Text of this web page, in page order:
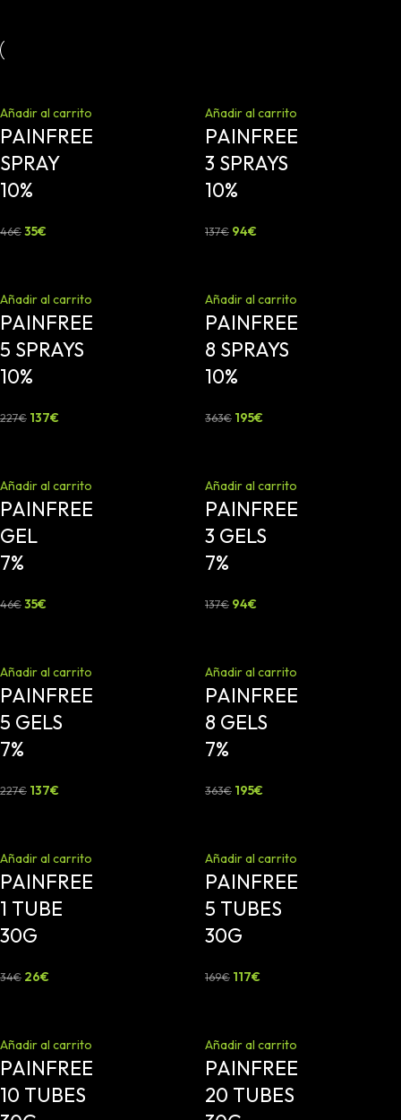
Añadir al carrito
PAINFREE
SPRAY
10%
46€35€
Añadir al carrito
PAINFREE
3 SPRAYS
10%
137€ 94€
Añadir al carrito
PAINFREE
5 SPRAYS
10%
227€ 137€
Añadir al carrito
PAINFREE
8 SPRAYS
10%
363€ 195€
Añadir al carrito
PAINFREE
GEL
7%
46€35€
Añadir al carrito
PAINFREE
3 GELS
7%
137€ 94€
Añadir al carrito
PAINFREE
5 GELS
7%
227€ 137€
Añadir al carrito
PAINFREE
8 GELS
7%
363€ 195€
Añadir al carrito
PAINFREE
1 TUBE
30G
34€ 26€
Añadir al carrito
PAINFREE
5 TUBES
30G
169€ 117€
Añadir al carrito
PAINFREE
10 TUBES
Añadir al carrito
PAINFREE
20 TUBES